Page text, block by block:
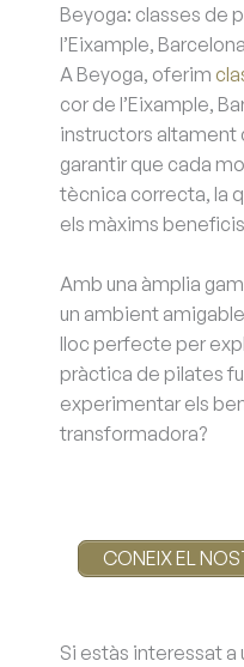
Beyoga: classes de
l’Eixample, Barcelona
A Beyoga, oferim
cor de l’Eixample,
instructors altament
garantir que cada
tècnica correcta, la
els màxims
Amb una àmplia
un ambient
lloc perfecte per
pràctica de pilates
experimentar els
transformadora?
CONEIX EL
Si estàs interessat a